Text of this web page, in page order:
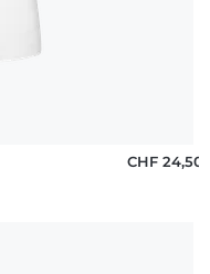
CHF 24,50